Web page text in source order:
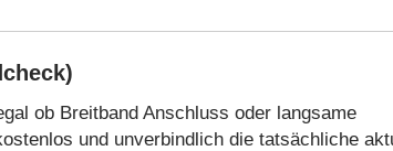
ob Breitband Anschluss oder langsame
und unverbindlich die tatsächliche